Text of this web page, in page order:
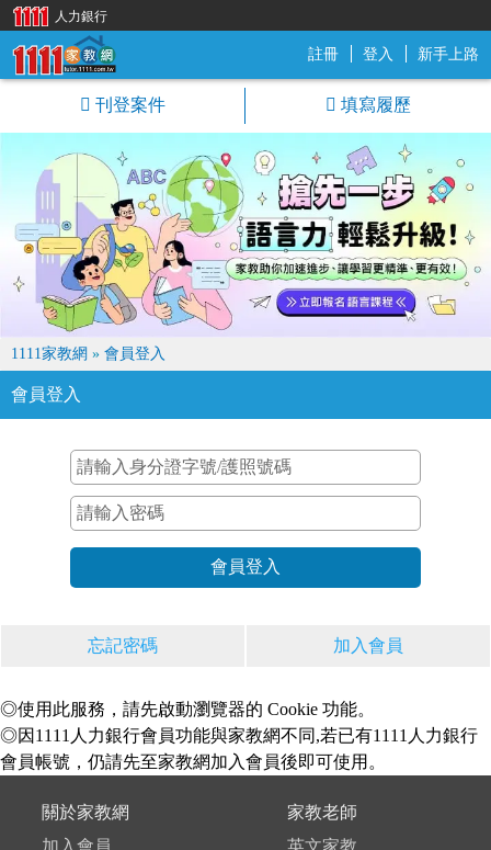
註冊 登入 新手上路
刊登案件 填寫履歷
1111家教網 » 會員登入
會員登入
忘記密碼 加入會員
◎使用此服務，請先啟動瀏覽器的 Cookie 功能。
◎因1111人力銀行會員功能與家教網不同,若已有1111人力銀行
會員帳號，仍請先至家教網加入會員後即可使用。
關於家教網
家教老師
人力銀行